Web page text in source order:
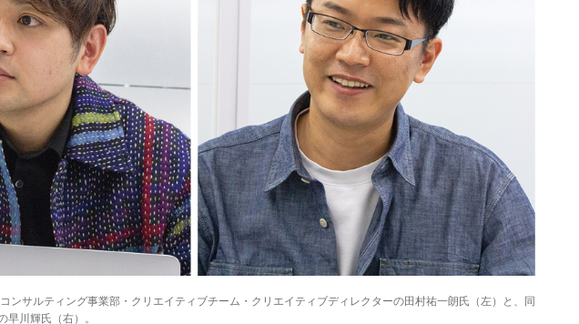
ンサルティング事業部・クリエイティブチーム・クリエイティブディレクターの田村祐一朗氏（左）と、同
川輝氏（右）。